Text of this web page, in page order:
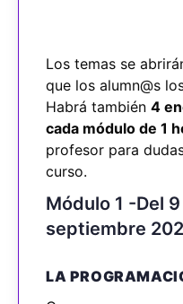
Los temas se
que los alumn@s
Habrá también 4
cada módulo de 1
profesor para
curso.
Módulo 1 -Del
septiembre
LA